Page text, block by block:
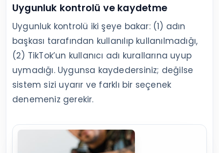
Uygunluk kontrolü ve kaydetme
Uygunluk kontrolü iki şeye bakar: (1) adın
başkası tarafından kullanılıp kullanılmadığı,
(2) TikTok’un kullanıcı adı kurallarına uyup
uymadığı. Uygunsa kaydedersiniz; değilse
sistem sizi uyarır ve farklı bir seçenek
denemeniz gerekir.